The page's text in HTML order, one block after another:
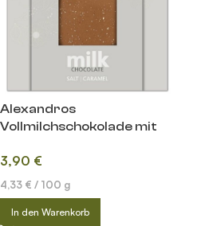
Alexandros
Vollmilchschokolade mit
3,90 €
4,33 € / 100 g
In den Warenkorb